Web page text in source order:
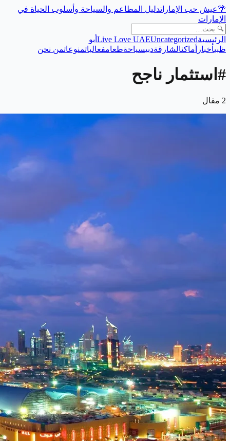
🌴عيش حب الإماراتدليل المطاعم والسياحة وأسلوب الحياة في
الإمارات
الرئيسية Live Love UAEUncategorized
أبو
ظبيأخبار أماكنالشارقةدبيسياحةطعامفعالياتمنوعاتمن نحن
# استثمار ناجح
2 مقال